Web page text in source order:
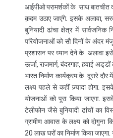
आईपीओ परामर्शकों के साथ बातचीत
क़दम उठाए जाएंगे. इसके अलावा,
बुनियादी ढांचा क्षेत्र में सार्वजनिक
परियोजनाओं को सौ दिनों के अंदर
प्रशासन पर ध्यान देने के अलावा
ऊर्जा, राजमार्ग, बंदरगाह, हवाई
भारत निर्माण कार्यक्रम के दूसरे दौर
लक्ष्य पहले से कहीं ज़्यादा होगा.
योजनाओं को पूरा किया जाएगा.
टेलीफोन जैसे बुनियादी ढांचों का
ग्रामीण आवास के लक्ष्य को दोगुना
20 लाख घरों का निर्माण किया